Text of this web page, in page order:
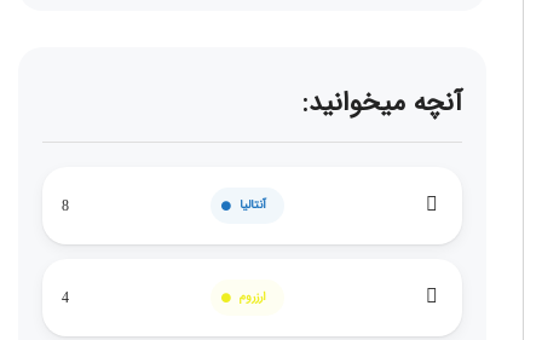
آنچه میخوانید:
آنتالیا 8
ارزروم 4